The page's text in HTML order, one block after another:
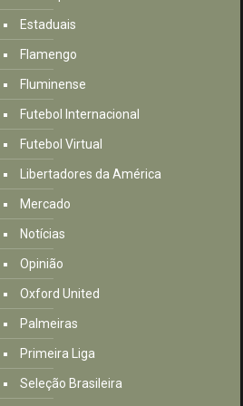
Estaduais
Flamengo
Fluminense
Futebol Internacional
Futebol Virtual
Libertadores da América
Mercado
Notícias
Opinião
Oxford United
Palmeiras
Primeira Liga
Seleção Brasileira